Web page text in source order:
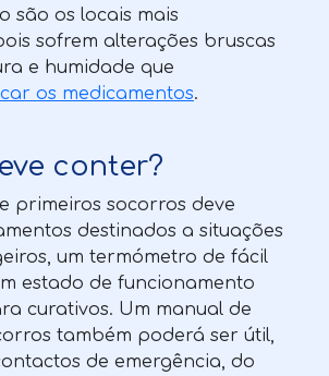
são os locais mais
sofrem alterações bruscas
e humidade que
os medicamentos.
conter?
primeiros socorros deve
destinados a situações
um termómetro de fácil
estado de funcionamento
curativos. Um manual de
também poderá ser útil,
de emergência, do